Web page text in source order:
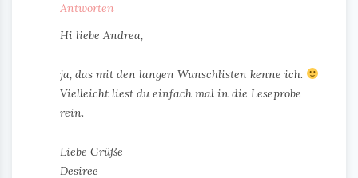
Antworten
Hi liebe Andrea,
ja, das mit den langen Wunschlisten kenne ich.
Vielleicht liest du einfach mal in die Leseprobe
rein.
Liebe Grüße
Desiree